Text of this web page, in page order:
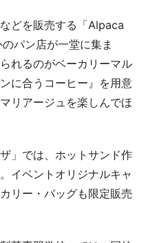
どを販売する「Alpaca
パン店が一堂に集ま
れるのがベーカリーマル
に合うコーヒー』を用意
リアージュを楽しんでほ
」では、ホットサンド作
イベントオリジナルキャ
リー・バッグも限定販売